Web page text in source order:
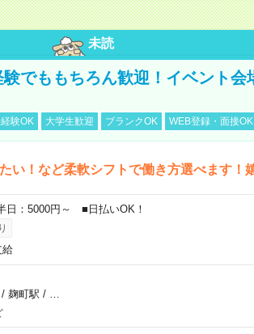
未読
でももちろん歓迎！イベント会
験OK 大学生歓迎 ブランクOK WEB登録・面接OK
い！など柔軟シフトで働き方選べます！
日：5000円～ ■日払いOK！
給
/ 麹町駅 /